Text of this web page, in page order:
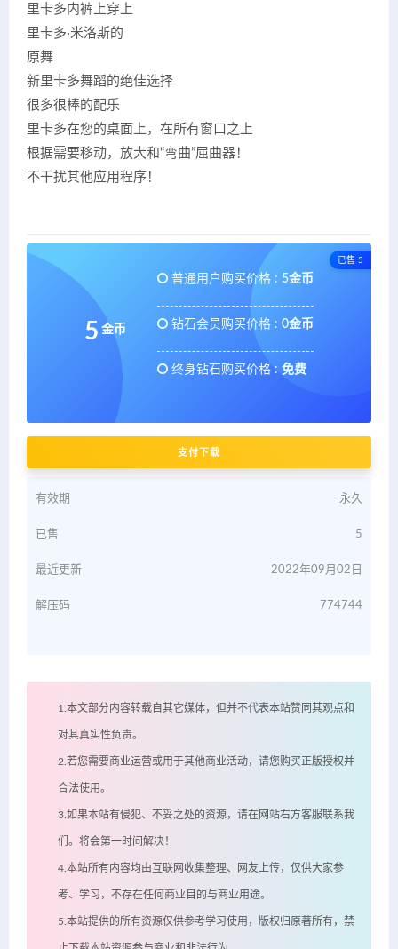
里卡多内裤上穿上
里卡多·米洛斯的
原舞
新里卡多舞蹈的绝佳选择
很多很棒的配乐
里卡多在您的桌面上，在所有窗口之上
根据需要移动，放大和“弯曲”屈曲器！
不干扰其他应用程序！
已售 5
5 金币
普通用户购买价格 : 5金币
钻石会员购买价格 : 0金币
终身钻石购买价格 : 免费
支付下载
有效期 永久
已售 5
最近更新 2022年09月02日
解压码 774744
1.本文部分内容转载自其它媒体，但并不代表本站赞同其观点和
对其真实性负责。
2.若您需要商业运营或用于其他商业活动，请您购买正版授权并
合法使用。
3.如果本站有侵犯、不妥之处的资源，请在网站右方客服联系我
们。将会第一时间解决！
4.本站所有内容均由互联网收集整理、网友上传，仅供大家参
考、学习，不存在任何商业目的与商业用途。
5.本站提供的所有资源仅供参考学习使用，版权归原著所有，禁